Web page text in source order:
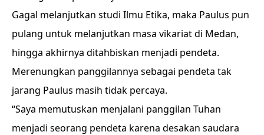
Gagal melanjutkan studi Ilmu Etika, maka Paulus pun
pulang untuk melanjutkan masa vikariat di Medan,
hingga akhirnya ditahbiskan menjadi pendeta.
Merenungkan panggilannya sebagai pendeta tak
jarang Paulus masih tidak percaya.
“Saya memutuskan menjalani panggilan Tuhan
menjadi seorang pendeta karena desakan saudara